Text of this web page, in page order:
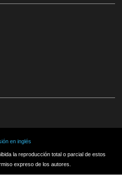
en inglés
la reproducción total o parcial de estos
expreso de los autores.